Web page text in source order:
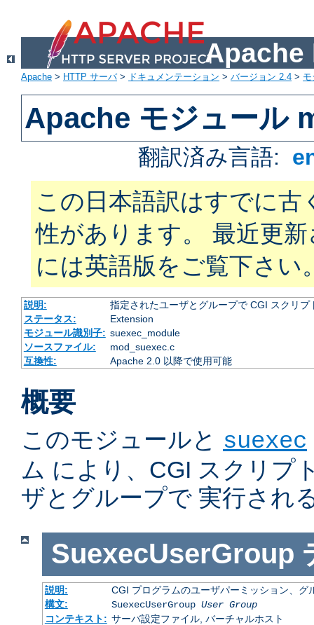
Apache
Apache > HTTP サーバ> ドキュメンテーション > バージョン 2.4 >
Apache モジュール
翻訳済み言語:
この日本語訳はすでに古
性があります。 最近更
には英語版をご覧下さい
説明:
指定されたユーザとグループで CGI スクリプ
ステータス:
Extension
モジュール識別子: suexec_module
ソースファイル:
mod_suexec.c
互換性:
Apache 2.0 以降で使用可能
概要
このモジュールと suexec
ム により、CGI スクリプ
ザとグループで 実行され
SuexecUserGroup
説明:
CGI プログラムのユーザパーミッション、グ
構文:
SuexecUserGroup User Group
コンテキスト: サーバ設定ファイル, バーチャルホスト